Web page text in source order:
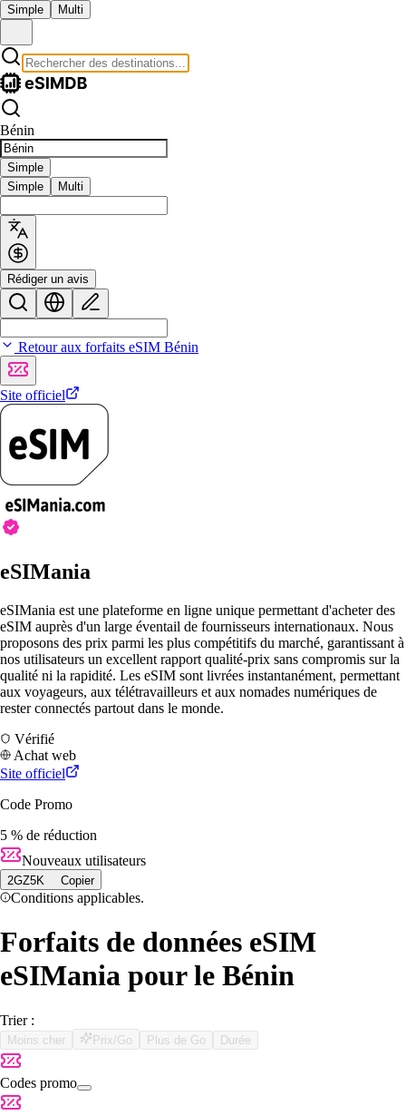
Simple Multi
Bénin
Simple
Simple
Multi
Rédiger un avis
Retour aux forfaits eSIM Bénin
Site officiel
eSIMania
eSIMania est une plateforme en ligne unique permettant d'acheter des
eSIM auprès d'un large éventail de fournisseurs internationaux. Nous
proposons des prix parmi les plus compétitifs du marché, garantissant à
nos utilisateurs un excellent rapport qualité-prix sans compromis sur la
qualité ni la rapidité. Les eSIM sont livrées instantanément, permettant
aux voyageurs, aux télétravailleurs et aux nomades numériques de
rester connectés partout dans le monde.
Vérifié
Achat web
Site officiel
Code Promo
5 % de réduction
Nouveaux utilisateurs
2GZ5K Copier
Conditions applicables.
Forfaits de données eSIM
eSIMania pour le Bénin
Trier :
Moins cher Prix/Go Plus de Go Durée
Codes promo